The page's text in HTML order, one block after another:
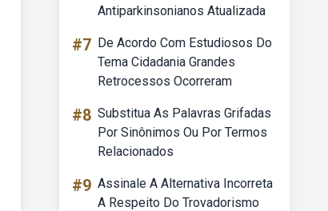
Antiparkinsonianos Atualizada
#7 De Acordo Com Estudiosos Do
Tema Cidadania Grandes
Retrocessos Ocorreram
#8 Substitua As Palavras Grifadas
Por Sinônimos Ou Por Termos
Relacionados
#9 Assinale A Alternativa Incorreta
A Respeito Do Trovadorismo